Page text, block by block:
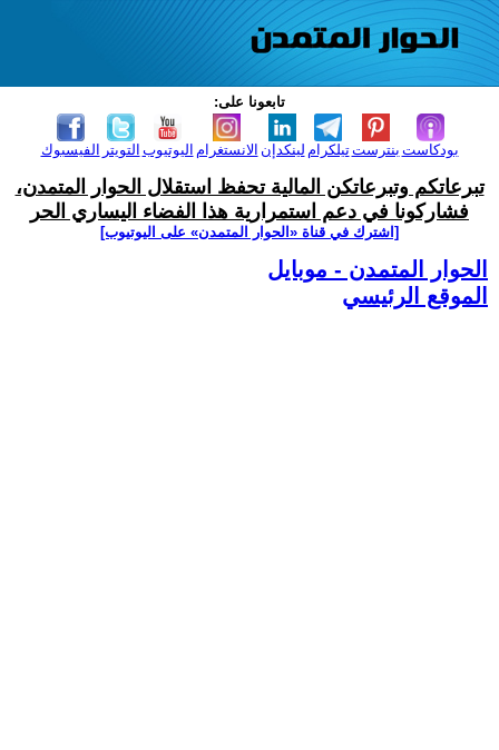
تابعونا على:
الفيسبوك التويتر اليوتيوب الانستغرام لينكدإن تيلكرامبنترست بودكاست
تبرعاتكم وتبرعاتكن المالية تحفظ استقلال الحوار المتمدن،
فشاركونا في دعم استمرارية هذا الفضاء اليساري الحر
[اشترك في قناة ‫«الحوار المتمدن» على اليوتيوب]
الحوار المتمدن - موبايل
الموقع الرئيسي